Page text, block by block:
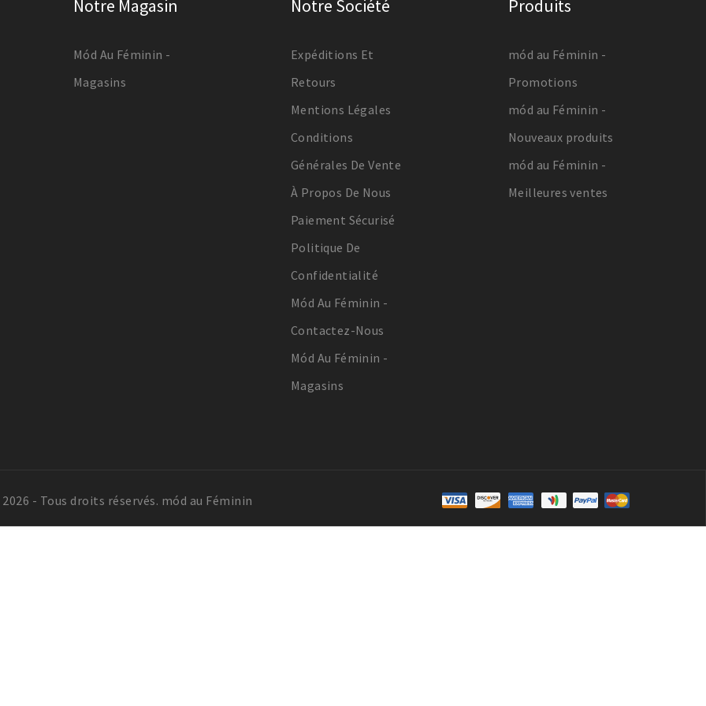
Notre Magasin
Mód Au Féminin -
Magasins
Notre Société
Expéditions Et
Retours
Mentions Légales
Conditions
Générales De Vente
À Propos De Nous
Paiement Sécurisé
Politique De
Confidentialité
Mód Au Féminin -
Contactez-Nous
Mód Au Féminin -
Magasins
Produits
mód au Féminin -
Promotions
mód au Féminin -
Nouveaux produits
mód au Féminin -
Meilleures ventes
- Tous droits réservés. mód au Féminin